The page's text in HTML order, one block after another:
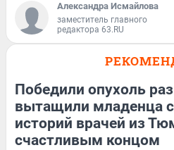
Александра Исмайлова
заместитель главного
редактора 63.RU
Победили опухоль
вытащили младенца с
историй врачей из
счастливым концом